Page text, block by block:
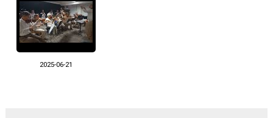
2025-06-21